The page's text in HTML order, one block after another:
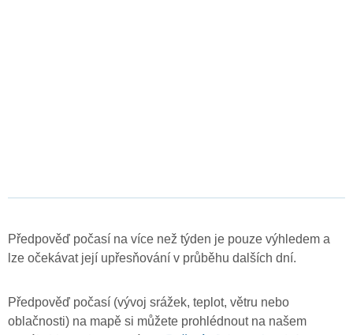
Předpověď počasí na více než týden je pouze výhledem a
lze očekávat její upřesňování v průběhu dalších dní.
Předpověď počasí (vývoj srážek, teplot, větru nebo
oblačnosti) na mapě si můžete prohlédnout na našem